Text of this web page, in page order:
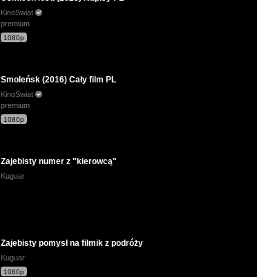
KinoSwiat
premium
1080p
Smoleńsk (2016) Cały film PL
KinoSwiat
premium
1080p
Zajebisty numer z "kierowcą"
Kuguar
Zajebisty pomysł na filmik z podróży
Kuguar
1080p